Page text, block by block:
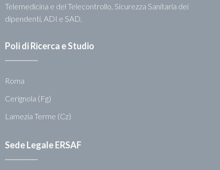
Telemedicina e del Telecontrollo, Sicurezza Sanitaria dei
dipendenti, ADI e SAD.
Poli di Ricerca e Studio
Roma
Cerignola (Fg)
Lamezia Terme (Cz)
Sede Legale ERSAF